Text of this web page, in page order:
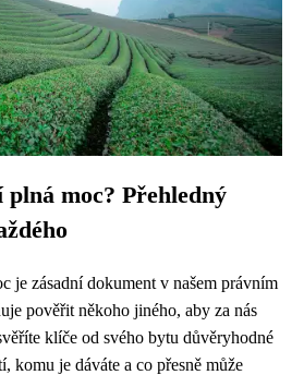
moc? Přehledný
je zásadní dokument v našem právním
pověřit někoho jiného, aby za nás
klíče od svého bytu důvěryhodné
komu je dáváte a co přesně může